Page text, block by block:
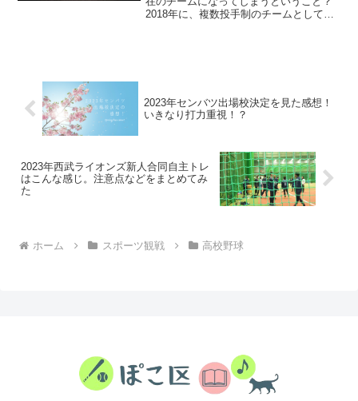
2018年に、複数投手制のチームとして最
2023年センバツ出場校決定を見た感想！
いきなり打力重視！？
2023年西武ライオンズ新人合同自主トレ
はこんな感じ。注意点などをまとめてみ
た
ホーム スポーツ観戦 高校野球